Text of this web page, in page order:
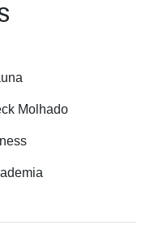
Molhado